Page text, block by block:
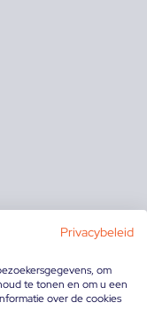
Privacybeleid
om
te tonen en om u een
over de cookies